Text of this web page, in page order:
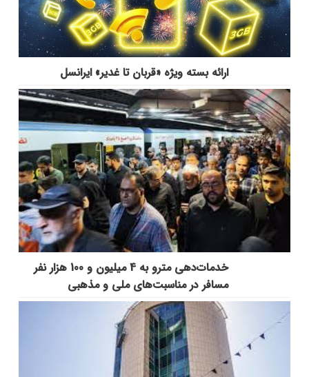
ارائه بسته ویژه «قربان تا غدیر» ایرانسل
خدمات‌دهي مترو به 4 ميليون و 100 هزار نفر
مسافر در مناسبت‌هاي ملي و مذهبي